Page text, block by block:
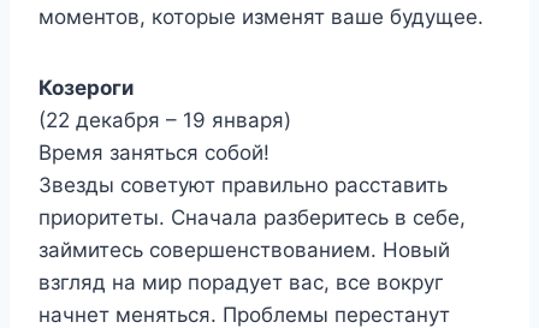
моментов, которые изменят ваше будущее.
Козероги
(22 декабря – 19 января)
Время заняться собой!
Звезды советуют правильно расставить
приоритеты. Сначала разберитесь в себе,
займитесь совершенствованием. Новый
взгляд на мир порадует вас, все вокруг
начнет меняться. Проблемы перестанут